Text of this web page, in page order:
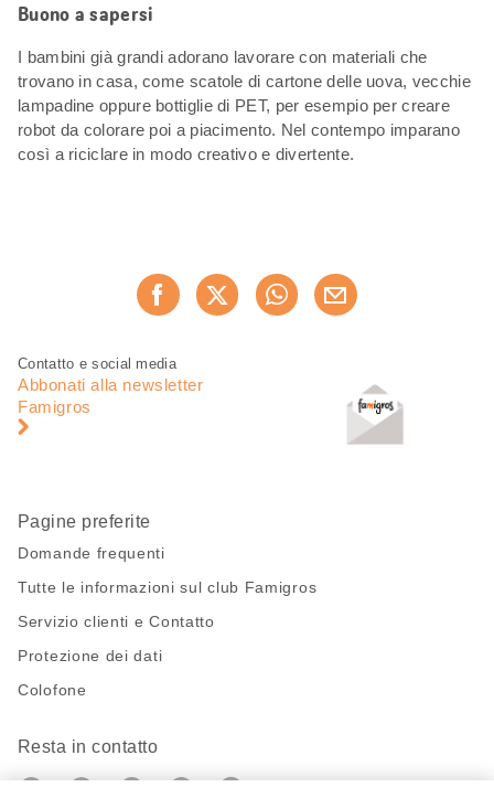
Buono a sapersi
I bambini già grandi adorano lavorare con materiali che
trovano in casa, come scatole di cartone delle uova, vecchie
lampadine oppure bottiglie di PET, per esempio per creare
robot da colorare poi a piacimento. Nel contempo imparano
così a riciclare in modo creativo e divertente.
Consiglia ora
Piè
pagina
Navigazione
pagina
Contatto e social media
Abbonati alla newsletter
Famigros
Pagine preferite
Domande frequenti
Tutte le informazioni sul club Famigros
Servizio clienti e Contatto
Protezione dei dati
Colofone
Resta in contatto
https://twitter.com/migros?
https://www.youtube.com/user/
PinterestInstagram